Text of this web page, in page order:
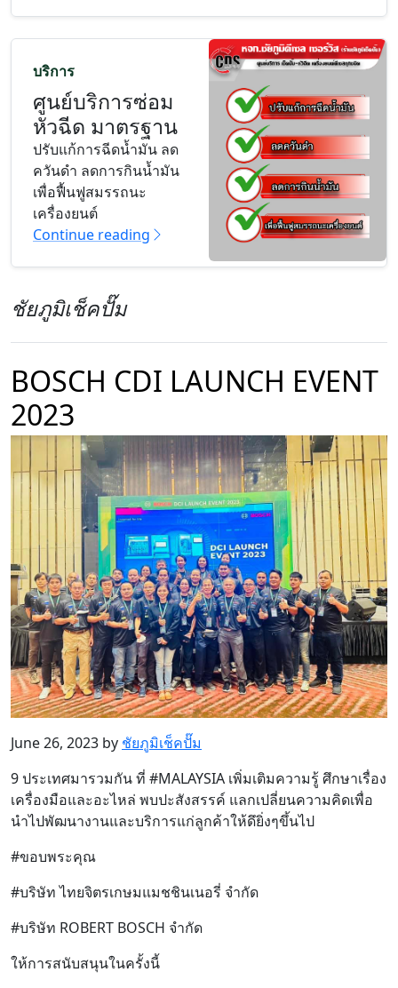
บริการ
ศูนย์บริการซ่อม
หัวฉีด มาตรฐาน
ปรับแก้การฉีดน้ำมัน ลด
ควันดำ ลดการกินน้ำมัน
เพื่อฟื้นฟูสมรรถนะ
เครื่องยนต์
Continue reading
ชัยภูมิเช็คปั๊ม
BOSCH CDI LAUNCH EVENT
2023
June 26, 2023 by ชัยภูมิเช็คปั๊ม
9 ประเทศมารวมกัน ที่ #MALAYSIA เพิ่มเติมความรู้ ศึกษาเรื่อง
เครื่องมือและอะไหล่ พบปะสังสรรค์ แลกเปลี่ยนความคิดเพื่อ
นำไปพัฒนางานและบริการแก่ลูกค้าให้ดึยิ่งๆขึ้นไป
#ขอบพระคุณ
#บริษัท ไทยจิตรเกษมแมชชินเนอรี่ จำกัด
#บริษัท ROBERT BOSCH จำกัด
ให้การสนับสนุนในครั้งนี้